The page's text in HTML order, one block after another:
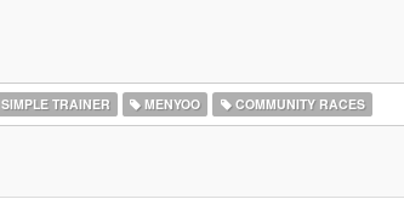
TRAINER MENYOO COMMUNITY RACES